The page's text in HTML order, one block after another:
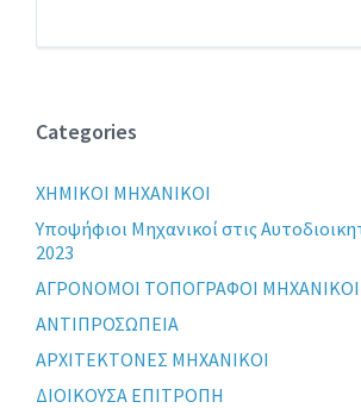
Categories
XHMIKOI MHXANIKOI
Yποψήφιοι Μηχανικοί στις
2023
ΑΓΡΟΝΟΜΟΙ ΤΟΠΟΓΡΑΦΟΙ ΜΗΧΑΝΙΚΟΙ
ΑΝΤΙΠΡΟΣΩΠΕΙΑ
ΑΡΧΙΤΕΚΤΟΝΕΣ ΜΗΧΑΝΙΚΟΙ
ΔΙΟΙΚΟΥΣΑ ΕΠΙΤΡΟΠΗ